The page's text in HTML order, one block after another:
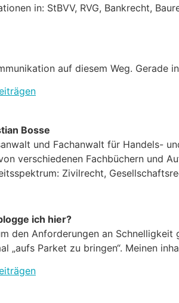
in: StBVV, RVG, Bankrecht,
auf diesem Weg. Gerade
Bosse
und Fachanwalt für Handels-
verschiedenen Fachbüchern und
Zivilrecht,
ich hier?
den Anforderungen an
„aufs Parket zu bringen“. Meinen